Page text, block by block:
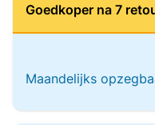
Goedkoper na 7
Maandelijks